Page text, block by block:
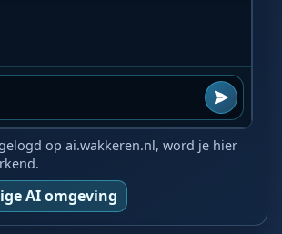
op ai.wakkeren.nl, word je hier
AI omgeving